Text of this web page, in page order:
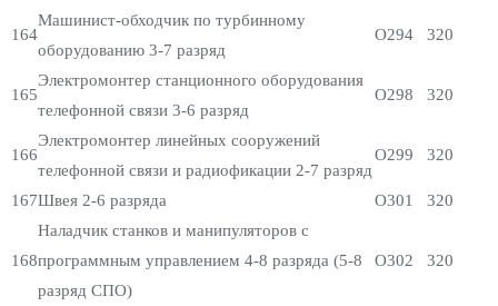
164
Машинист-обходчик по турбинному
оборудованию 3-7 разряд
О294 320
165
Электромонтер станционного оборудования
телефонной связи 3-6 разряд
О298 320
166
Электромонтер линейных сооружений
телефонной связи и радиофикации 2-7 разряд
О299 320
167Швея 2-6 разряда О301 320
168
Наладчик станков и манипуляторов с
программным управлением 4-8 разряда (5-8
разряд СПО)
О302 320